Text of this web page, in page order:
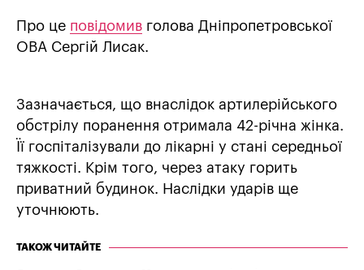
Про це повідомив голова Дніпропетровської
ОВА Сергій Лисак.
Зазначається, що внаслідок артилерійського
обстрілу поранення отримала 42-річна жінка.
Її госпіталізували до лікарні у стані середньої
тяжкості. Крім того, через атаку горить
приватний будинок. Наслідки ударів ще
уточнюють.
ТАКОЖ ЧИТАЙТЕ